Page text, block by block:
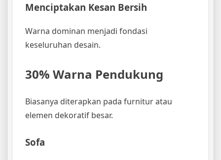
Menciptakan Kesan Bersih
Warna dominan menjadi fondasi
keseluruhan desain.
30% Warna Pendukung
Biasanya diterapkan pada furnitur atau
elemen dekoratif besar.
Sofa